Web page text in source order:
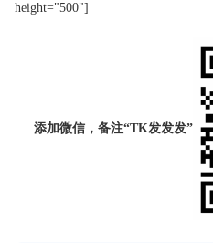
height="500"]
添加微信，备注“TK发发发”